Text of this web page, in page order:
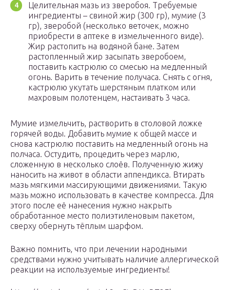
Целительная мазь из зверобоя. Требуемые
ингредиенты – свиной жир (300 гр), мумие (3
гр), зверобой (несколько веточек, можно
приобрести в аптеке в измельченного виде).
Жир растопить на водяной бане. Затем
растопленный жир засыпать зверобоем,
поставить кастрюлю со смесью на медленный
огонь. Варить в течение получаса. Снять с огня,
кастрюлю укутать шерстяным платком или
махровым полотенцем, настаивать 3 часа.
Мумие измельчить, растворить в столовой ложке
горячей воды. Добавить мумие к общей массе и
снова кастрюлю поставить на медленный огонь на
полчаса. Остудить, процедить через марлю,
сложенную в несколько слоёв. Полученную жижу
наносить на живот в области аппендикса. Втирать
мазь мягкими массирующими движениями. Такую
мазь можно использовать в качестве компресса. Для
этого после её нанесения нужно накрыть
обработанное место полиэтиленовым пакетом,
сверху обернуть тёплым шарфом.
Важно помнить, что при лечении народными
средствами нужно учитывать наличие аллергической
реакции на используемые ингредиенты!